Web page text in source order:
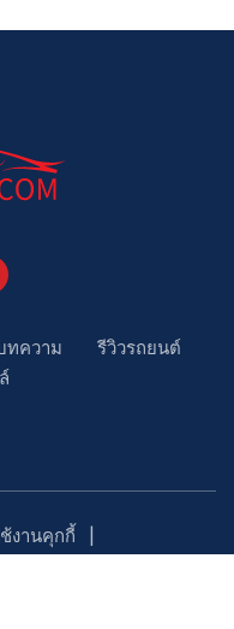
ทความ
รีวิวรถยนต์
งานคุกกี้